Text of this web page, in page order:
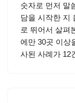
숫자로 먼저 말
담을 시작한 지
로 뛰어서 살펴
에만 30곳 이상
사된 사례가 12